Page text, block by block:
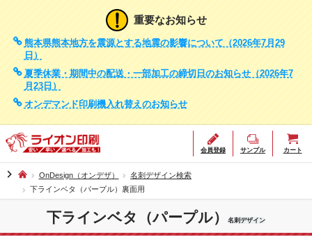
重要なお知らせ
熊本県熊本地方を震源とする地震の影響について（2026年7月29
日）
夏季休業・期間中の配送・一部加工の締切日のお知らせ（2026年7
月23日）
オンデマンド印刷機入れ替えのお知らせ
会員登録 サンプル カート
chevron_right OnDesign（オンデザ）
名刺デザイン検索
下ラインベタ（パープル）裏面用
下ラインベタ（パープル） 名刺デザイン